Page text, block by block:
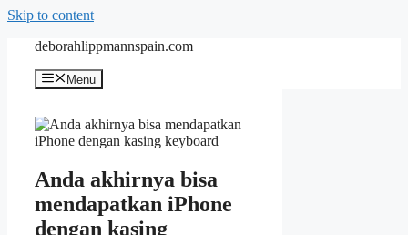
Skip to content
deborahlippmannspain.com
Menu
Anda akhirnya bisa
mendapatkan iPhone
dengan kasing